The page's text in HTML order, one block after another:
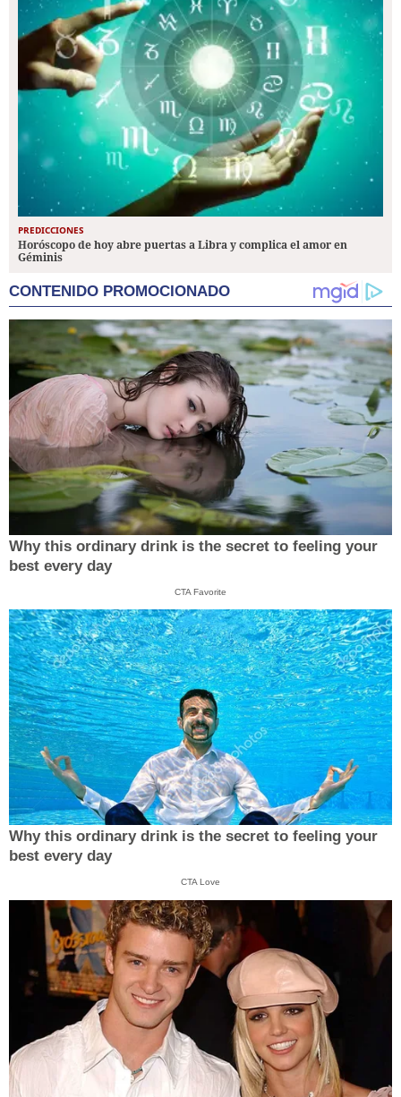
PREDICCIONES
Horóscopo de hoy abre puertas a Libra y complica el amor en
Géminis
CONTENIDO PROMOCIONADO
Why this ordinary drink is the secret to feeling your
best every day
CTA Favorite
Why this ordinary drink is the secret to feeling your
best every day
CTA Love